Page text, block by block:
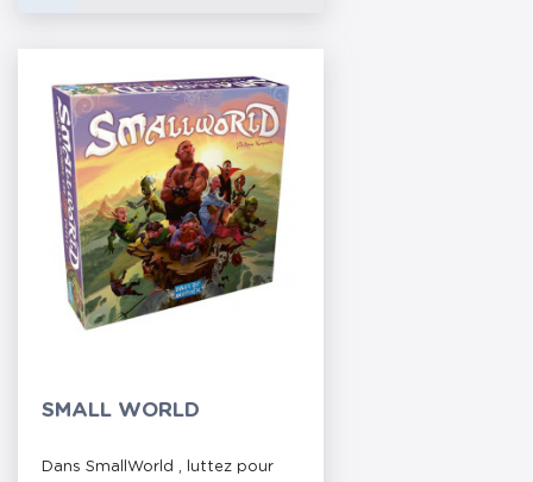
SMALL WORLD
Dans SmallWorld , luttez pour